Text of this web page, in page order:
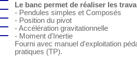
Le banc permet de réaliser les
- Pendules simples et Composés
- Position du pivot
- Accélération gravitationnelle
- Moment d'Inertie
Fourni avec manuel d'exploitation
pratiques (TP).